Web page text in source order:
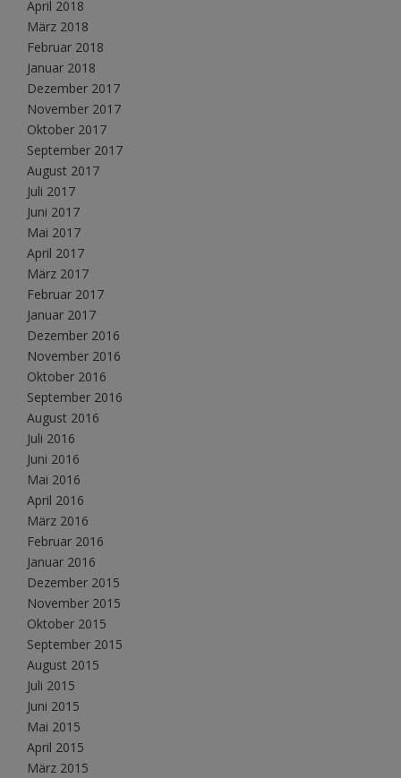
April 2018
März 2018
Februar 2018
Januar 2018
Dezember 2017
November 2017
Oktober 2017
September 2017
August 2017
Juli 2017
Juni 2017
Mai 2017
April 2017
März 2017
Februar 2017
Januar 2017
Dezember 2016
November 2016
Oktober 2016
September 2016
August 2016
Juli 2016
Juni 2016
Mai 2016
April 2016
März 2016
Februar 2016
Januar 2016
Dezember 2015
November 2015
Oktober 2015
September 2015
August 2015
Juli 2015
Juni 2015
Mai 2015
April 2015
März 2015